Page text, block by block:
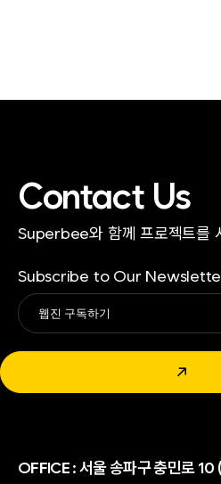
Contact Us
Superbee와 함께 프로젝트를
Subscribe to Our
↗
Alternative:
OFFICE :서울 송파구 충민로 10